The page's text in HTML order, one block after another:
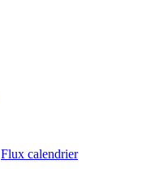
Flux calendrier